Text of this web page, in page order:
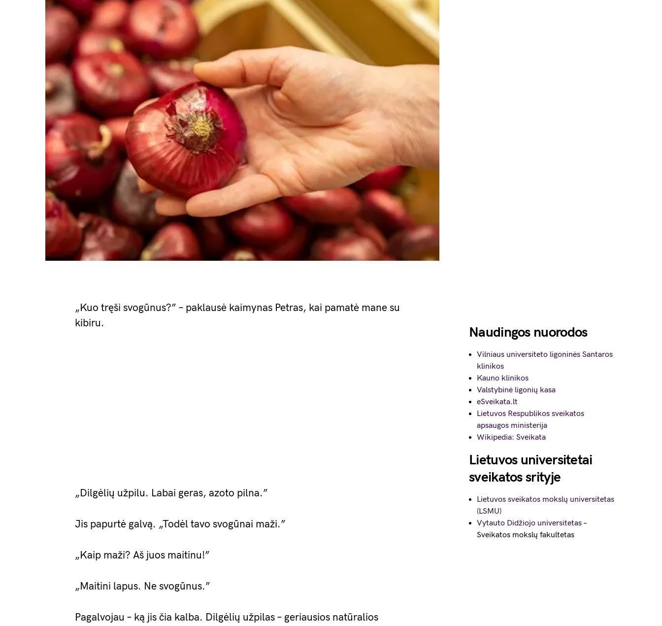
„Kuo tręši svogūnus?” – paklausė kaimynas Petras, kai pamatė mane su
kibiru.
„Dilgėlių užpilu. Labai geras, azoto pilna.”
Jis papurtė galvą. „Todėl tavo svogūnai maži.”
„Kaip maži? Aš juos maitinu!”
„Maitini lapus. Ne svogūnus.”
Pagalvojau – ką jis čia kalba. Dilgėlių užpilas – geriausios natūralios
Naudingos nuorodos
Vilniaus universiteto ligoninės Santaros
klinikos
Kauno klinikos
Valstybinė ligonių kasa
eSveikata.lt
Lietuvos Respublikos sveikatos
apsaugos ministerija
Wikipedia: Sveikata
Lietuvos universitetai
sveikatos srityje
Lietuvos sveikatos mokslų universitetas
(LSMU)
Vytauto Didžiojo universitetas –
Sveikatos mokslų fakultetas